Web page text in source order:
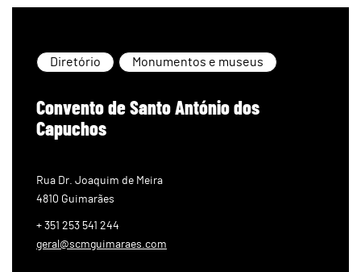
Diretório Monumentos e museus
Convento de Santo António dos
Capuchos
Rua Dr. Joaquim de Meira
4810 Guimarães
+ 351 253 541 244
geral@scmguimaraes.com